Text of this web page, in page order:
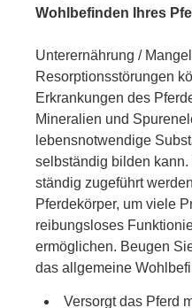
Wohlbefinden Ihres
Unterernährung /
Resorptionsstörungen
Erkrankungen des
Mineralien und
lebensnotwendige
selbständig bilden
ständig zugeführt
Pferdekörper, um viele
reibungsloses
ermöglichen. Beugen
das allgemeine
Versorgt das Pferd